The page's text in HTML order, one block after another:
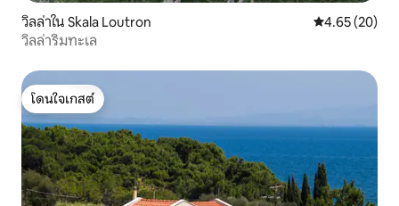
วิลล่าใน Skala Loutron คะแนนเฉลี่ย
4.65 (20)
วิลล่าริมทะเล
โดนใจเกสต์
โดนใจเกสต์